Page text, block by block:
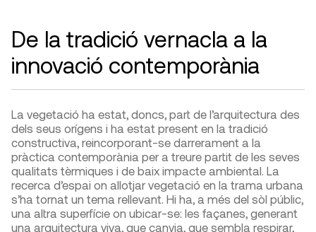
De la tradició vernacla a la
innovació contemporània
La vegetació ha estat, doncs, part de l’arquitectura des
dels seus orígens i ha estat present en la tradició
constructiva, reincorporant-se darrerament a la
pràctica contemporània per a treure partit de les seves
qualitats tèrmiques i de baix impacte ambiental. La
recerca d’espai on allotjar vegetació en la trama urbana
s’ha tornat un tema rellevant. Hi ha, a més del sòl públic,
una altra superfície on ubicar-se: les façanes, generant
una arquitectura viva, que canvia, que sembla respirar,